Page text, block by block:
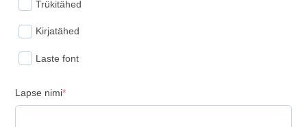
Trükitähed
Kirjatähed
Laste font
Lapse nimi*(required)